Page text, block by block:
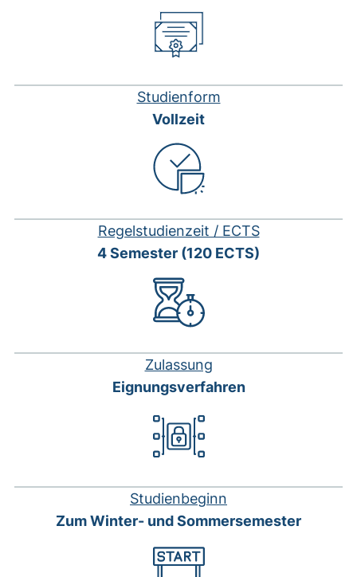
Studienform
Vollzeit
Regelstudienzeit / ECTS
4 Semester (120 ECTS)
Zulassung
Eignungsverfahren
Studienbeginn
Zum Winter- und Sommersemester